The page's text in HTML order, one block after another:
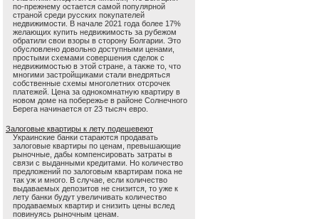
по-прежнему остается самой популярной
страной среди русских покупателей
недвижимости. В начале 2021 года более 17%
желающих купить недвижимость за рубежом
обратили свои взоры в сторону Болгарии. Это
обусловлено довольно доступными ценами,
простыми схемами совершения сделок с
недвижимостью в этой стране, а также то, что
многими застройщиками стали внедряться
собственные схемы многолетних отсрочек
платежей. Цена за однокомнатную квартиру в
новом доме на побережье в районе Солнечного
Берега начинается от 23 тысяч евро.
Залоговые квартиры к лету подешевеют
Украинские банки стараются продавать
залоговые квартиры по ценам, превышающие
рыночные, дабы компенсировать затраты в
связи с выданными кредитами. Но количество
предложений по залоговым квартирам пока не
так уж и много. В случае, если количество
выдаваемых депозитов не снизится, то уже к
лету банки будут увеличивать количество
продаваемых квартир и снизить цены вслед
повинуясь рыночным ценам.